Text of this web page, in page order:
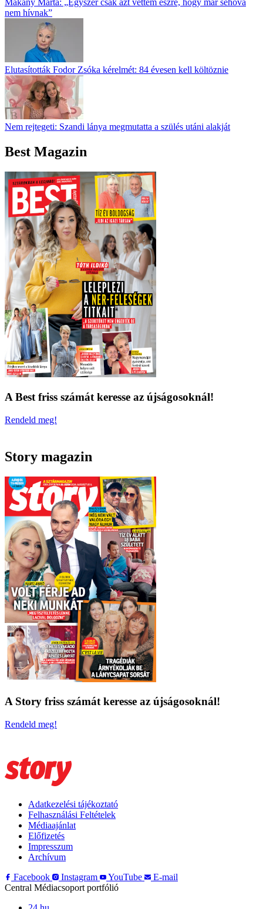
Makány Márta: „Egyszer csak azt vettem észre, hogy már sehova
nem hívnak”
Elutasították Fodor Zsóka kérelmét: 84 évesen kell költöznie
Nem rejtegeti: Szandi lánya megmutatta a szülés utáni alakját
Best Magazin
A Best friss számát keresse az újságosoknál!
Rendeld meg!
Story magazin
A Story friss számát keresse az újságosoknál!
Rendeld meg!
Adatkezelési tájékoztató
Felhasználási Feltételek
Médiaajánlat
Előfizetés
Impresszum
Archívum
Facebook
Instagram YouTube
E-mail
Central Médiacsoport portfólió